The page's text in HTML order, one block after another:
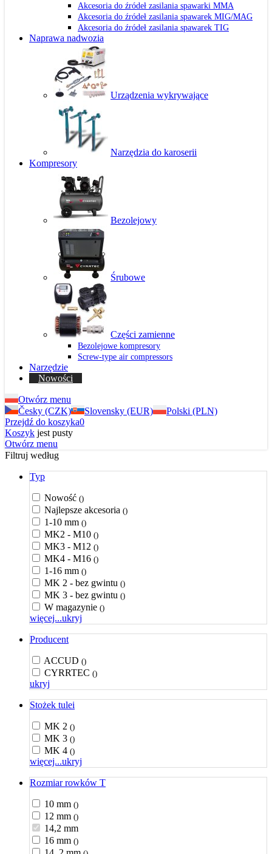
Akcesoria do źródeł zasilania spawarki MMA
Akcesoria do źródeł zasilania spawarek MIG/MAG
Akcesoria do źródeł zasilania spawarek TIG
Naprawa nadwozia
Urządzenia wykrywające
Narzędzia do karoserii
Kompresory
Bezolejowy
Śrubowe
Części zamienne
Bezolejowe kompresory
Screw-type air compressors
Narzędzie
Nowości
Otwórz menu
Česky (CZK)
Slovensky (EUR)
Polski (PLN)
Przejdź do koszyka0
Koszyk jest pusty
Otwórz menu
Filtruj według
Typ
Nowość ()
Najlepsze akcesoria ()
1-10 mm ()
MK2 - M10 ()
MK3 - M12 ()
MK4 - M16 ()
1-16 mm ()
MK 2 - bez gwintu ()
MK 3 - bez gwintu ()
W magazynie ()
więcej...ukryj
Producent
ACCUD ()
CYRRTEC ()
ukryj
Stożek tulei
MK 2 ()
MK 3 ()
MK 4 ()
więcej...ukryj
Rozmiar rowków T
10 mm ()
12 mm ()
14,2 mm
16 mm ()